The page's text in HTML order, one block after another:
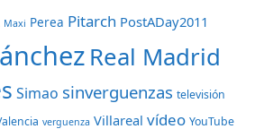
Maxi Perea Pitarch PostADay2011
Real Madrid
Simao sinverguenzas televisión
verguenza Villareal vídeo YouTube